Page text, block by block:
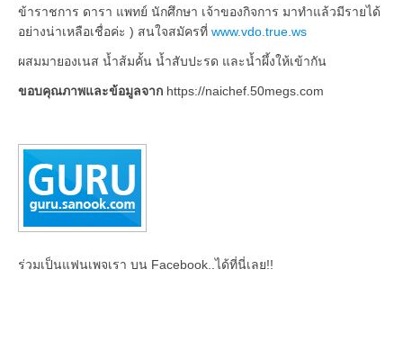
ข้าราชการ ดารา แพทย์ นักศึกษา เจ้าของกิจการ มาทำแล้วมีรายได้
อย่างน่าเหลือเชื่อค่ะ ) สนใจสมัครที่ www.vdo.true.ws
ผสมมายองเนส น้ำส้มคั้น น้ำสับปะรด และน้ำผึ้งให้เข้ากัน
ขอบคุณภาพและข้อมูลจาก https://naichef.50megs.com
ร่วมเป็นแฟนเพจเรา บน Facebook..ได้ที่นี่เลย!!